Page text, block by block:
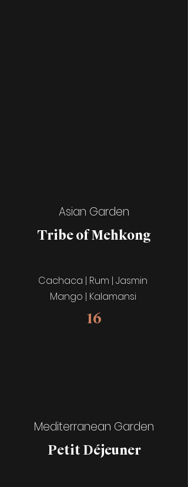
Asian Garden
Tribe ofMehkong
Cachaca | Rum | Jasmin
Mango | Kalamansi
16
Mediterranean Garden
PetitDéjeuner